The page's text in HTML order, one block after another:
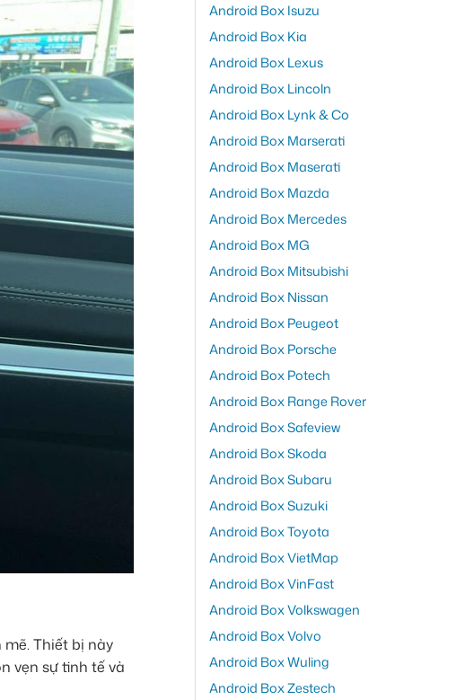
Thiết bị này
vẹn sự tinh tế và
Android Box Isuzu
Android Box Kia
Android Box Lexus
Android Box Lincoln
Android Box Lynk & Co
Android Box Marserati
Android Box Maserati
Android Box Mazda
Android Box Mercedes
Android Box MG
Android Box Mitsubishi
Android Box Nissan
Android Box Peugeot
Android Box Porsche
Android Box Potech
Android Box Range Rover
Android Box Safeview
Android Box Skoda
Android Box Subaru
Android Box Suzuki
Android Box Toyota
Android Box VietMap
Android Box VinFast
Android Box Volkswagen
Android Box Volvo
Android Box Wuling
Android Box Zestech